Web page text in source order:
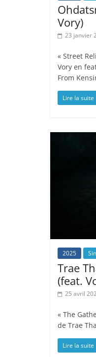
Vory)
23 janvier
« Street
Vory en
From
Lire la suite
2025
Trae
(feat.
25 avril
« The
de Trae
Lire la suite